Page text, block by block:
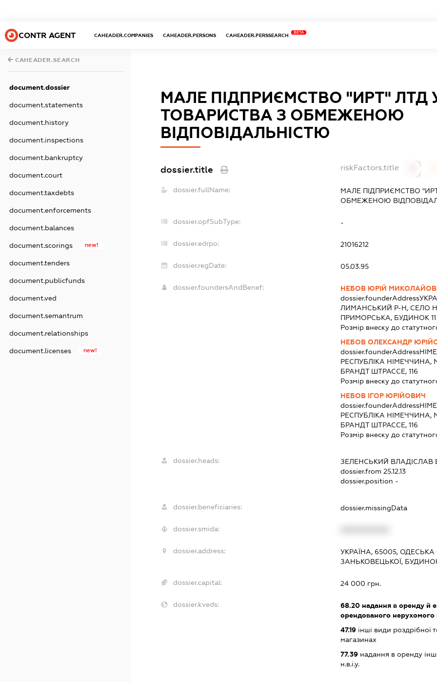
CONTR AGENT CAHEADER.COMPANIES CAHEADER.PERSONS CAHEADER.PERSSEARCH
BETA
CAHEADER.SEARCH
document.dossier
document.statements
document.history
document.inspections
document.bankruptcy
document.court
document.taxdebts
document.enforcements
document.balances
document.scorings new!
document.tenders
document.publicfunds
document.ved
document.semantrum
document.relationships
document.licenses new!
МАЛЕ ПІДПРИЄМСТВО "ИРТ" ЛТД
ТОВАРИСТВА З ОБМЕЖЕНОЮ
ВІДПОВІДАЛЬНІСТЮ
dossier.title riskFactors.title
dossier.fullName:
МАЛЕ ПІДПРИЄМСТВО
ОБМЕЖЕНОЮ
dossier.opfSubType: -
dossier.edrpo: 21016212
dossier.regDate: 05.03.95
dossier.foundersAndBenef:
НЕБОВ ЮРІЙ
dossier.founderAddress
ЛИМАНСЬКИЙ Р-Н, СЕЛО
ПРИМОРСЬКА, БУДИНОК 11
Розмір внеску до
НЕБОВ ОЛЕКСАНДР
dossier.founderAddress
РЕСПУБЛІКА НІМЕЧЧИНА,
БРАНДТ ШТРАССЕ, 116
Розмір внеску до
НЕБОВ ІГОР ЮРІЙОВИЧ
dossier.founderAddress
РЕСПУБЛІКА НІМЕЧЧИНА,
БРАНДТ ШТРАССЕ, 116
Розмір внеску до
dossier.heads: ЗЕЛЕНСЬКИЙ ВЛАДІСЛАВ
dossier.from 25.12.13
dossier.position -
dossier.beneficiaries: dossier.missingData
dossier.smida:
dossier.address:
УКРАЇНА, 65005,
ЗАНЬКОВЕЦЬКОЇ,
dossier.capital: 24 000 грн.
dossier.kveds: 68.20 надання в оренду й
орендованого нерухомого
47.19 інші види роздрібної
магазинах
77.39 надання в оренду
н.в.і.у.